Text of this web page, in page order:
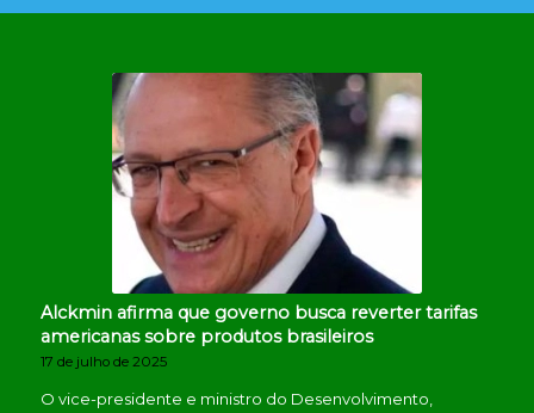
Alckmin afirma que governo busca reverter tarifas
americanas sobre produtos brasileiros
17 de julho de 2025
O vice-presidente e ministro do Desenvolvimento,